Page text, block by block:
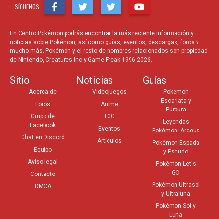
SÍGUENOS
En Centro Pokémon podrás encontrar la más reciente información y
noticias sobre Pokémon, así como guías, eventos, descargas, foros y
mucho más. Pokémon y el resto de nombres relacionados son propiedad
de Nintendo, Creatures Inc y Game Freak 1996-2026.
Sitio
Acerca de
Foros
Grupo de
Facebook
Chat en Discord
Equipo
Aviso legal
Contacto
DMCA
Noticias
Videojuegos
Anime
TCG
Eventos
Artículos
Guías
Pokémon
Escarlata y
Púrpura
Leyendas
Pokémon: Arceus
Pokémon Espada
y Escudo
Pokémon Let's
GO
Pokémon Ultrasol
y Ultraluna
Pokémon Sol y
Luna